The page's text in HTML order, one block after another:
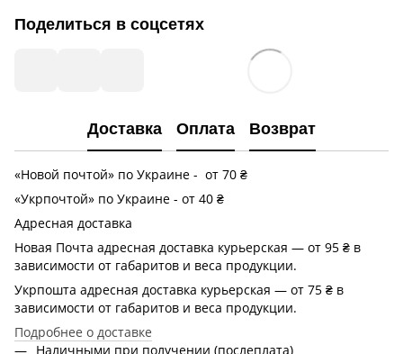
Поделиться в соцсетях
Доставка Оплата Возврат
«Новой почтой» по Украине - от 70 ₴
«Укрпочтой» по Украине - от 40 ₴
Адресная доставка
Новая Почта адресная доставка курьерская — от 95 ₴ в
зависимости от габаритов и веса продукции.
Укрпошта адресная доставка курьерская — от 75 ₴ в
зависимости от габаритов и веса продукции.
Подробнее о доставке
Наличными при получении (послеплата)